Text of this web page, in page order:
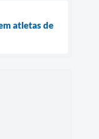
atletas de